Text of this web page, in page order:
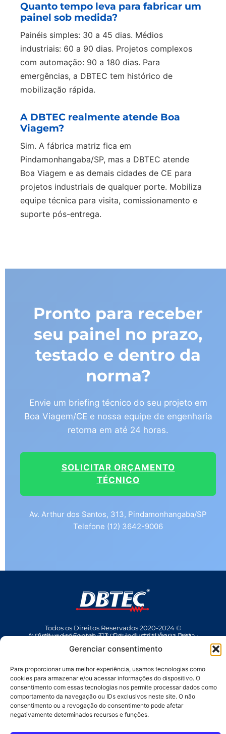
Gerenciar consentimento
Para proporcionar uma melhor experiência, usamos tecnologias como
cookies para armazenar e/ou acessar informações do dispositivo. O
consentimento com essas tecnologias nos permite processar dados como
comportamento da navegação ou IDs exclusivos neste site. O não
consentimento ou a revogação do consentimento pode afetar
negativamente determinados recursos e funções.
Quanto tempo leva para fabricar um
painel sob medida?
Painéis simples: 30 a 45 dias. Médios
industriais: 60 a 90 dias. Projetos complexos
com automação: 90 a 180 dias. Para
emergências, a DBTEC tem histórico de
mobilização rápida.
A DBTEC realmente atende Boa
Viagem?
Sim. A fábrica matriz fica em
Pindamonhangaba/SP, mas a DBTEC atende
Boa Viagem e as demais cidades de CE para
projetos industriais de qualquer porte. Mobiliza
equipe técnica para visita, comissionamento e
suporte pós-entrega.
Pronto para receber
seu painel no prazo,
testado e dentro da
norma?
Envie um briefing técnico do seu projeto em
Boa Viagem/CE e nossa equipe de engenharia
retorna em até 24 horas.
SOLICITAR ORÇAMENTO
TÉCNICO
Av. Arthur dos Santos, 313, Pindamonhangaba/SP
Telefone (12) 3642-9006
Todos os Direitos Reservados 2020-2024 ©
Av Arthur dos Santos, 313 • Pq. Industrial Água Preta • Pindamonhangaba • SP • Brasil • CEP 12404-289
(12) 3642 9006
• dbtec@dbtec.com.br